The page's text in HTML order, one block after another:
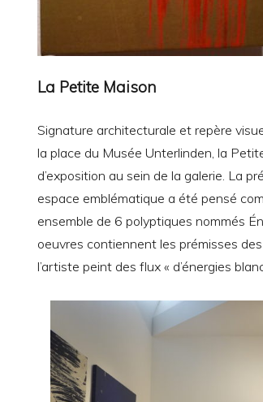
La Petite Maison
Signature architecturale et repère
la place du Musée Unterlinden, la
d’exposition au sein de la galerie. La
espace emblématique a été pensé
ensemble de 6 polyptiques nommés
oeuvres contiennent les prémisses
l’artiste peint des flux « d’énergies